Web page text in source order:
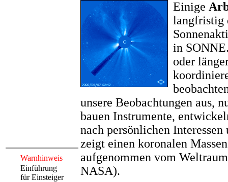
Warnhinweis
Einführung
für Einsteiger
Einige
langfristig
in
oder
unsere Beobachtungen aus,
bauen Instrumente,
nach persönlichen
zeigt einen koronalen
aufgenommen vom
NASA).